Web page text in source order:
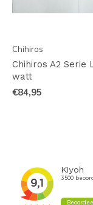
Chihiros
Chihiros A2 Serie
watt
€84,95